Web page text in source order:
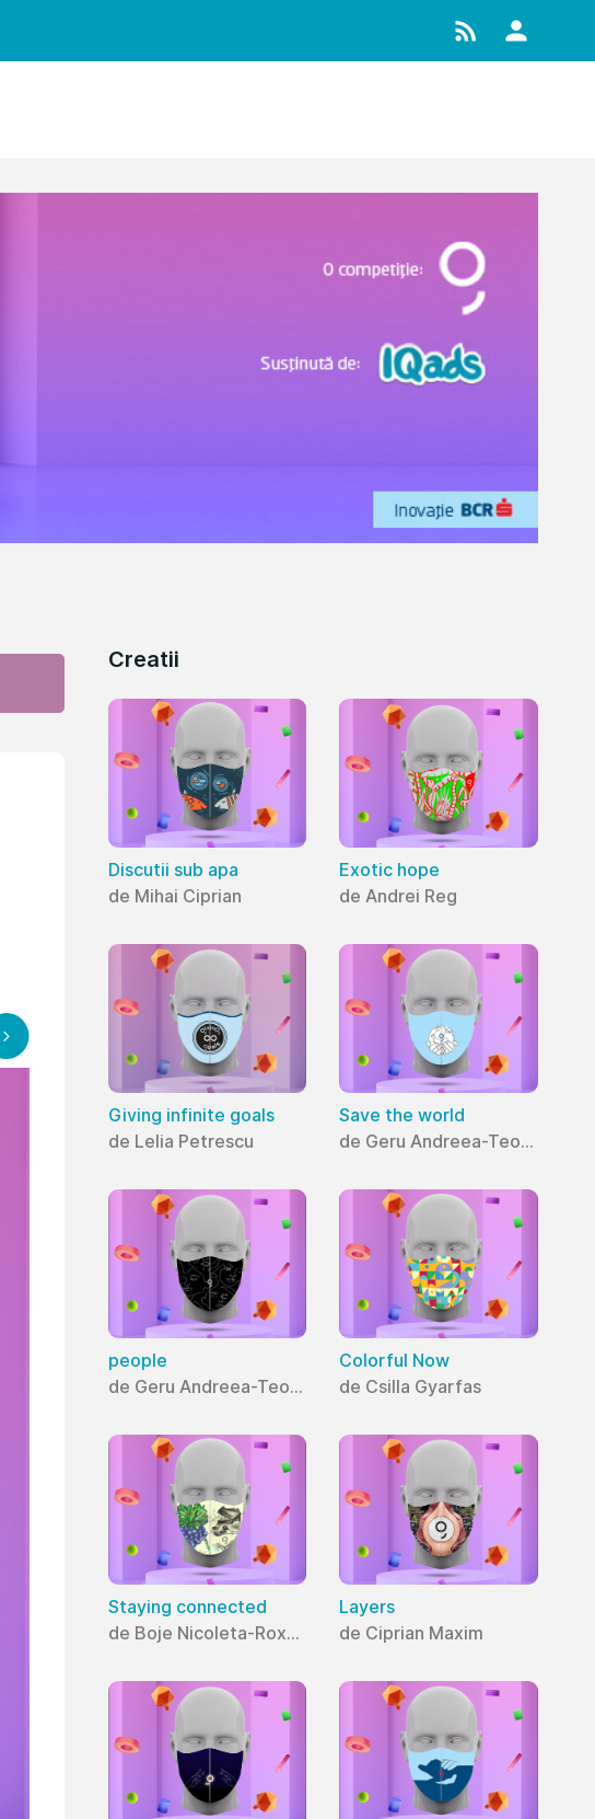
Creatii
Discutii sub apa
de Mihai Ciprian
Exotic hope
de Andrei Reg
Giving infinite goals
de Lelia Petrescu
Save the world
de Geru Andreea-Teodora
people
de Geru Andreea-Teodora
Colorful Now
de Csilla Gyarfas
Staying connected
de Boje Nicoleta-Roxana
Layers
de Ciprian Maxim